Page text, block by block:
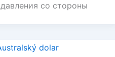
давления со стороны